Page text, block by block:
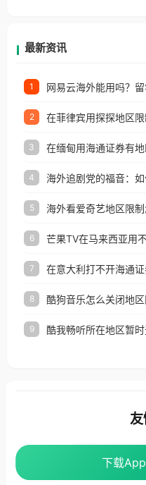
最新资讯
1
2
3
4
5
6 芒果TV在马来西亚用
7
8
9
下载
下载
友